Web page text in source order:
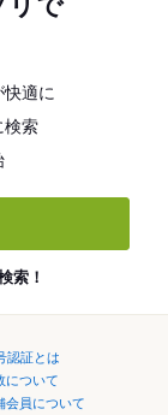
快適に
検索
索！
認証とは
について
会員について